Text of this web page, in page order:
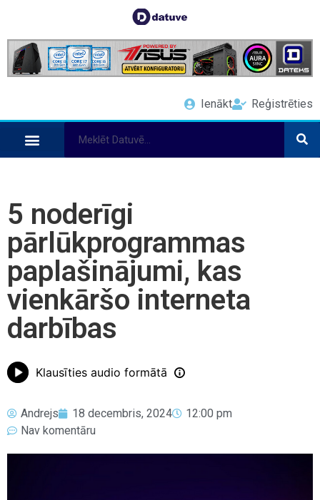
Ienākt Reģistrēties
5 noderīgi
pārlūkprogrammas
paplašinājumi, kas
vienkāršo interneta
darbības
Klausīties audio formātā
Andrejs 18 decembris, 2024
12:00 pm
Nav komentāru